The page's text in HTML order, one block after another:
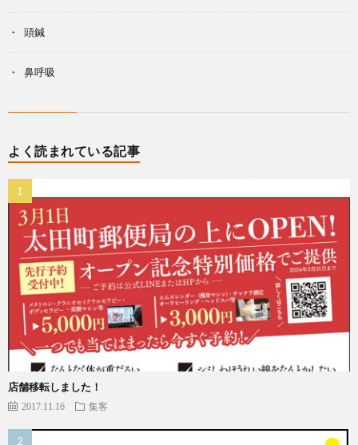
頭鍼
鼻呼吸
よく読まれている記事
店舗移転しました！
2017.11.16 集客